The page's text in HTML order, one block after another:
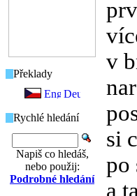
Překlady
Rychlé hledání
Napiš co hledáš,
nebo použij:
Podrobné hledání
v
si
po
a